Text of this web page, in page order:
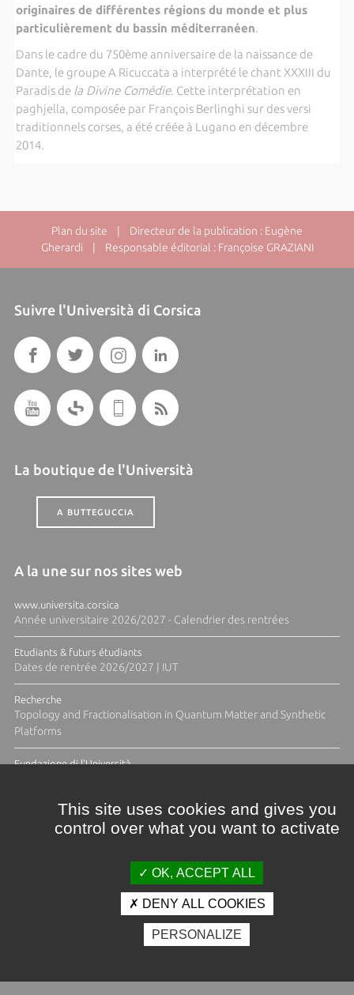
originaires de différentes régions du monde et plus
particulièrement du bassin méditerranéen.
Dans le cadre du 750ème anniversaire de la naissance de
Dante, le groupe A Ricuccata a interprété le chant XXXIII du
Paradis de la Divine Comédie. Cette interprétation en
paghjella, composée par François Berlinghi sur des versi
traditionnels corses, a été créée à Lugano en décembre
2014.
Plan du site | Directeur de la publication : Eugène
Gherardi | Responsable éditorial : Françoise GRAZIANI
Suivre l'Università di Corsica
La boutique de l'Università
A BUTTEGUCCIA
A la une sur nos sites web
www.universita.corsica
Année universitaire 2026/2027 - Calendrier des rentrées
Etudiants & futurs étudiants
Dates de rentrée 2026/2027 | IUT
Recherche
Topology and Fractionalisation in Quantum Matter and Synthetic
Platforms
Fundazione di l'Università
Crédits et mentions légales
Espace presse
Photothèque
This site uses cookies and gives you
control over what you want to activate
OK, ACCEPT ALL
DENY ALL COOKIES
PERSONALIZE